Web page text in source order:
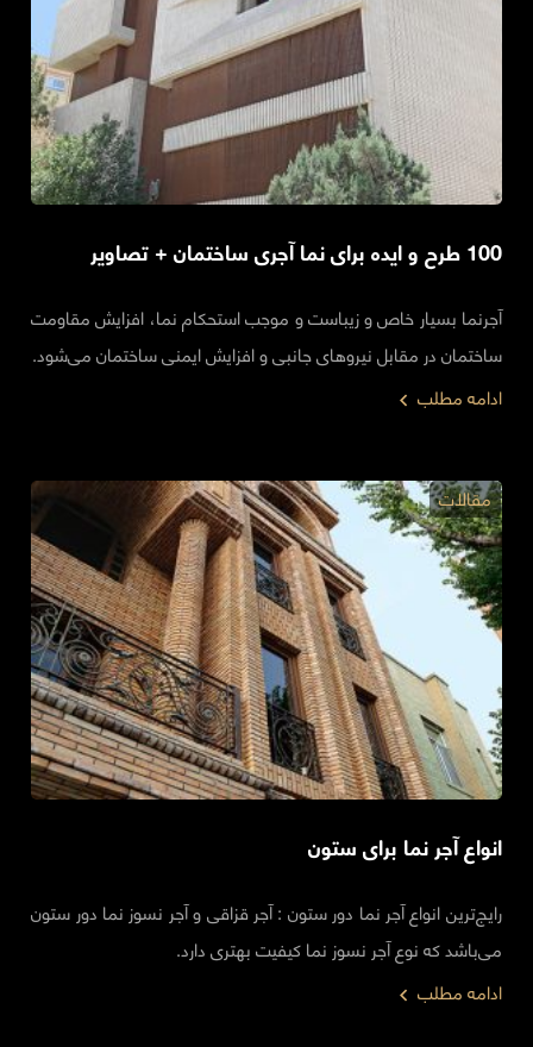
100 طرح و ایده برای نما آجری ساختمان + تصاویر
آجرنما بسیار خاص و زیباست و موجب استحکام نما، افزایش مقاومت
ساختمان در مقابل نیروهای جانبی و افزایش ایمنی ساختمان می‌شود.
ادامه مطلب
انواع آجر نما برای ستون
رایج‌ترین انواع آجر نما دور ستون : آجر قزاقی و آجر نسوز نما دور ستون
می‌باشد که نوع آجر نسوز نما کیفیت بهتری دارد.
مقالات
ادامه مطلب